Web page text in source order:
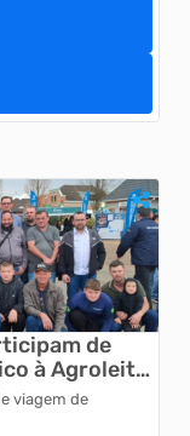
de
à Agroleite
viagem de